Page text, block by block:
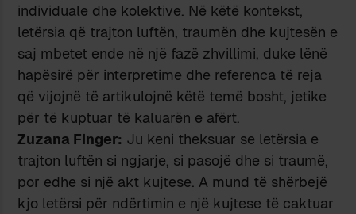
individuale dhe kolektive. Në këtë kontekst,
letërsia që trajton luftën, traumën dhe kujtesën e
saj mbetet ende në një fazë zhvillimi, duke lënë
hapësirë për interpretime dhe referenca të reja
që vijojnë të artikulojnë këtë temë bosht, jetike
për të kuptuar të kaluarën e afërt.
Zuzana Finger: Ju keni theksuar se letërsia e
trajton luftën si ngjarje, si pasojë dhe si traumë,
por edhe si një akt kujtese. A mund të shërbejë
kjo letërsi për ndërtimin e një kujtese të caktuar